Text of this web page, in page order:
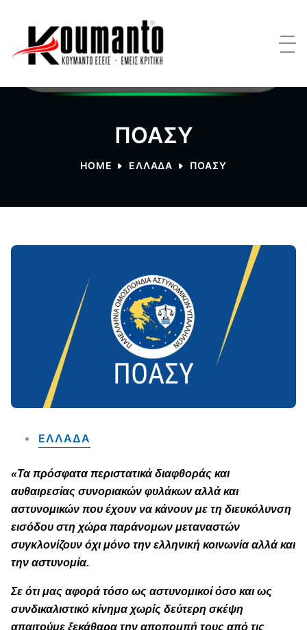
ΠΟΑΣΥ
HOME ΕΛΛΑΔΑ ΠΟΑΣΥ
ΕΛΛΑΔΑ
«Τα πρόσφατα περιστατικά διαφθοράς και
αυθαιρεσίας συνοριακών φυλάκων αλλά και
αστυνομικών που έχουν να κάνουν με τη διευκόλυνση
εισόδου στη χώρα παράνομων μεταναστών
συγκλονίζουν όχι μόνο την ελληνική κοινωνία αλλά και
την αστυνομία.
Σε ότι μας αφορά τόσο ως αστυνομικοί όσο και ως
συνδικαλιστικό κίνημα χωρίς δεύτερη σκέψη
απαιτούμε ξεκάθαρα την αποπομπή τους από τις